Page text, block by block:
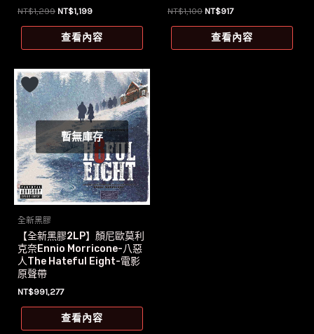
NT$1,299 原
價
格：
NT$1,199目
價
格：
查看內容
NT$1,100 原
價
格：
NT$917目
價
格：
查看內容
暫無庫存
全新黑膠
【全新黑膠2LP】顏尼歐莫利
克奈Ennio Morricone-八惡
人The Hateful Eight-電影
原聲帶
NT$991,277
查看內容